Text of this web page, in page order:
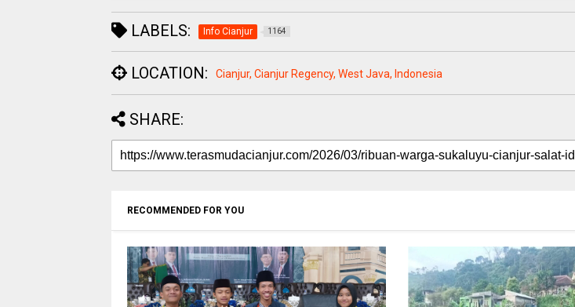
LABELS: Info Cianjur 1164
LOCATION: Cianjur, Cianjur Regency, West Java, Indonesia
SHARE:
RECOMMENDED FOR YOU